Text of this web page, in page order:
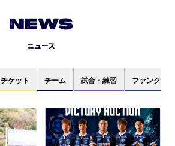
NEWS
ニュース
チケット チーム 試合・練習 ファンクラブ